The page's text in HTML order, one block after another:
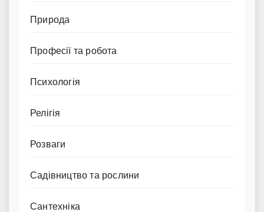
Природа
Професії та робота
Психологія
Релігія
Розваги
Садівництво та рослини
Сантехніка